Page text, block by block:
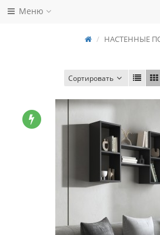
Меню
НАСТЕННЫЕ
Сортировать